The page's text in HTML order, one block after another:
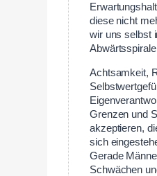
diese nicht
wir uns selbst
Achtsamkeit,
Grenzen und
akzeptieren,
sich
Gerade
Schwächen